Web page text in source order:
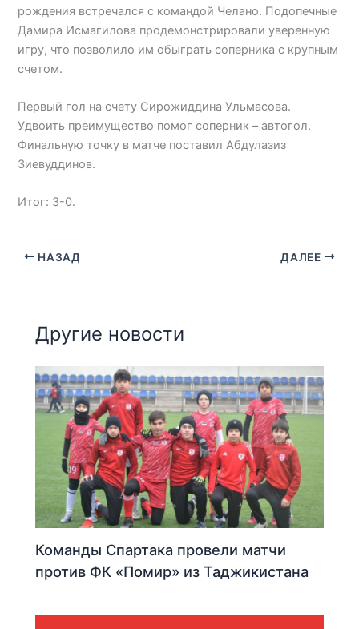
рождения встречался с командой Челано. Подопечные
Дамира Исмагилова продемонстрировали уверенную
игру, что позволило им обыграть соперника с крупным
счетом.
Первый гол на счету Сирожиддина Ульмасова.
Удвоить преимущество помог соперник – автогол.
Финальную точку в матче поставил Абдулазиз
Зиевуддинов.
Итог: 3-0.
НАЗАД ДАЛЕЕ
Другие новости
Команды Спартака провели матчи
против ФК «Помир» из Таджикистана